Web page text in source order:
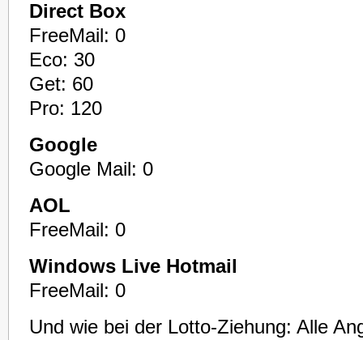
Direct Box
FreeMail: 0
Eco: 30
Get: 60
Pro: 120
Google
Google Mail: 0
AOL
FreeMail: 0
Windows Live Hotmail
FreeMail: 0
Und wie bei der Lotto-Ziehung: Alle